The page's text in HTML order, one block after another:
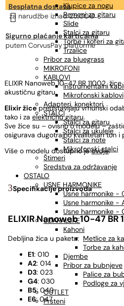
Klupice za nogu
Remeni za gitaru
Slide
Stalci za gitaru
Torbe i koferi za
Trzalice
Pribor za bluegrass
MIKROFONI
KABLOVI
Instrumentalni
Mikrofonski kablovi
Adapteri, konektori
STALCI
Stalci za gitaru
Stalci za ukulele
Stalci za note
Mikrofonski stalci
Štimeri
Sredstva za održavanje
OSTALO
USNE HARMONIKE
Usne harmonike -
Usne harmonike -
Usne harmonike -
UDARALJKE
Kahoni
Metlice za
Torbe za
Djembe
Pribor za bubnjeve
Palice za
Podloge za
OUTLET
Prsteni
Besplatna dostava
za narudžbe iznad 25,00€

Sigurno plaćanje karticama
putem CorvusPay platforme
ELIXIR Nanoweb 10-47 BR 11002,
akustičnu gitaru.
Elixir žicepredstavljaju vrhunski
tako i za električnu gitaru.
Sve žice su – ovisno o modelu –
osigurava dugotrajno kvalitetan ton i
Više o modelu dostupno jeovdje.
Specifikacije proizvoda
ELIXIR Nanoweb 10-47 BR
Debljina žica u paketu:
E1: 010
A2: 014
D3: 023
G4: 030
B5: 049
E6: 047